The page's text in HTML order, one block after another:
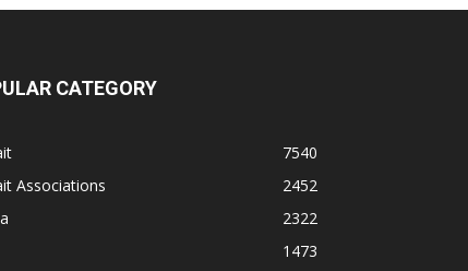
CATEGORY
7540
Associations
2452
2322
1473